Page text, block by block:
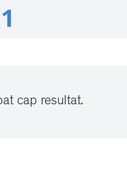
cap resultat.